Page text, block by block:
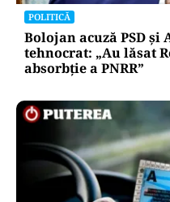
POLITICĂ
Bolojan acuză PSD și
tehnocrat: „Au lăsat
absorbţie a PNRR”